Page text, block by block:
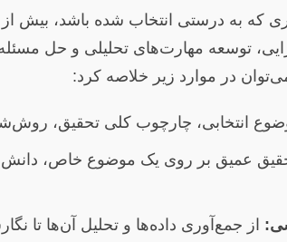
که به درستی انتخاب شده باشد، بیش
توسعه مهارت‌های تحلیلی و حل
در موارد زیر خلاصه کرد:
انتخابی، چارچوب کلی تحقیق،
عمیق بر روی یک موضوع خاص، دانش
از جمع‌آوری داده‌ها و تحلیل آن‌ها تا